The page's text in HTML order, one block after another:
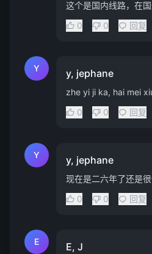
这个是国内线路，在
0
0 回复
Y y, jephane
zhe yi ji ka, hai mei
0
0 回复
Y y, jephane
现在是二六年了还是
0
0 回复
E E, J